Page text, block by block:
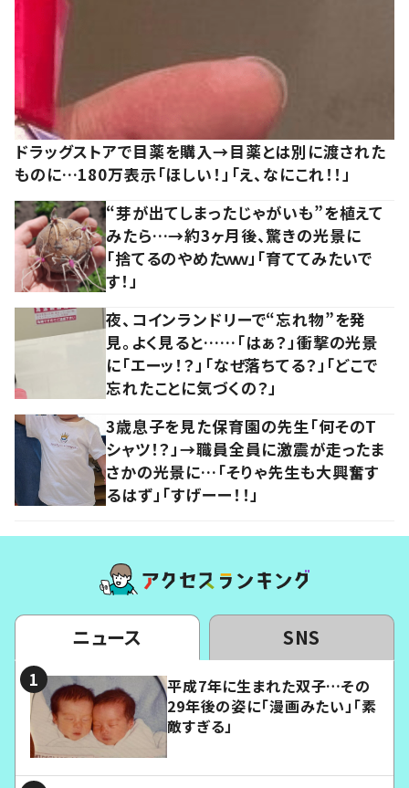
ドラッグストアで目薬を購入→目薬とは別に渡された
ものに…180万表示「ほしい！」「え、なにこれ！！」
“芽が出てしまったじゃがいも”を植えて
みたら…→約3ヶ月後、驚きの光景に
「捨てるのやめたｗｗ」「育ててみたいで
す！」
夜、コインランドリーで“忘れ物”を発
見。よく見ると……「はぁ？」衝撃の光景
に「エーッ！？」「なぜ落ちてる？」「どこで
忘れたことに気づくの？」
3歳息子を見た保育園の先生「何そのT
シャツ！？」→職員全員に激震が走ったま
さかの光景に…「そりゃ先生も大興奮す
るはず」「すげーー！！」
ニュース SNS
平成7年に生まれた双子…その
29年後の姿に「漫画みたい」「素
敵すぎる」